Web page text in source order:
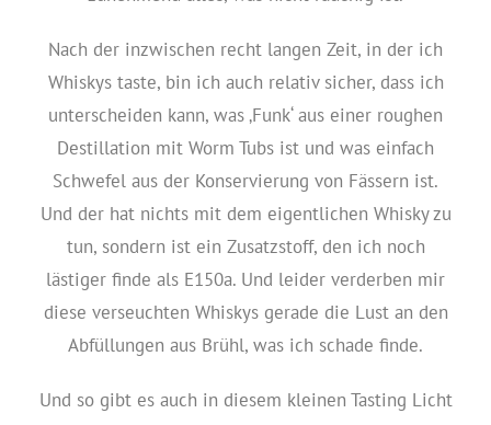
Nach der inzwischen recht langen Zeit, in der ich
Whiskys taste, bin ich auch relativ sicher, dass ich
unterscheiden kann, was ‚Funk‘ aus einer roughen
Destillation mit Worm Tubs ist und was einfach
Schwefel aus der Konservierung von Fässern ist.
Und der hat nichts mit dem eigentlichen Whisky zu
tun, sondern ist ein Zusatzstoff, den ich noch
lästiger finde als E150a. Und leider verderben mir
diese verseuchten Whiskys gerade die Lust an den
Abfüllungen aus Brühl, was ich schade finde.
Und so gibt es auch in diesem kleinen Tasting Licht